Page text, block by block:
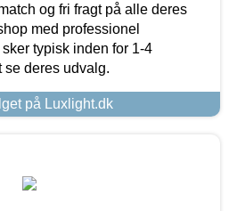
og fri fragt på alle deres
med professionel
typisk inden for 1-4
se deres udvalg.
på Luxlight.dk